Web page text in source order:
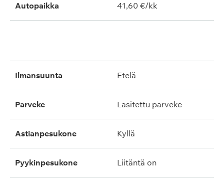
Autopaikka 41,60 €/kk
ilmansuunta etelä
parveke lasitettu parveke
astianpesukone kyllä
pyykinpesukone liitäntä on